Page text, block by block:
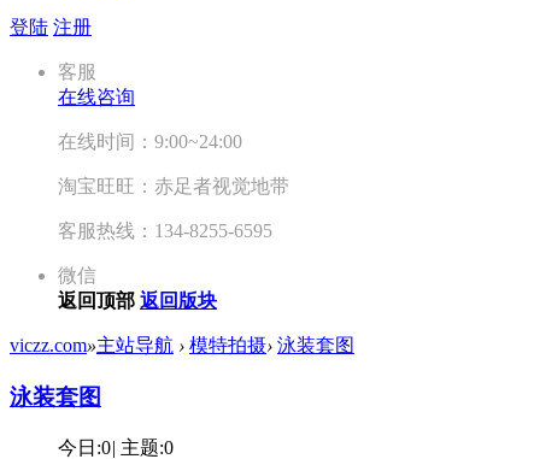
登陆 注册
客服
在线咨询
在线时间：9:00~24:00
淘宝旺旺：赤足者视觉地带
客服热线：134-8255-6595
微信
返回顶部 返回版块
viczz.com»主站导航 › 模特拍摄› 泳装套图
泳装套图
今日:0| 主题:0